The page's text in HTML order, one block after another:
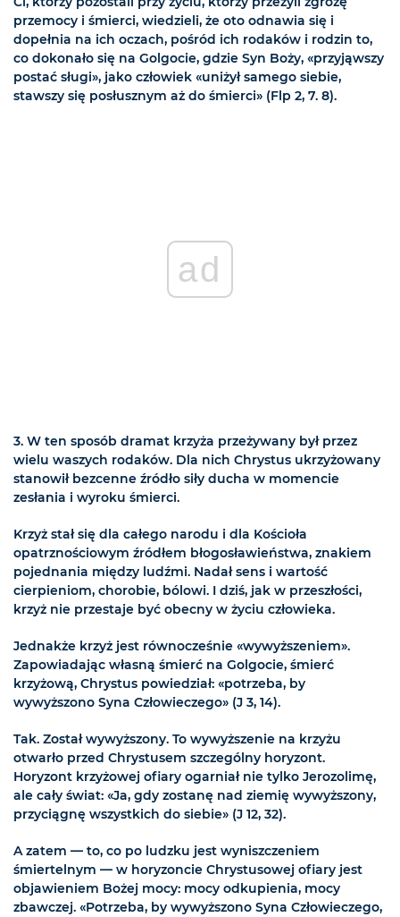
przemocy i śmierci, wiedzieli, że oto odnawia się i
dopełnia na ich oczach, pośród ich rodaków i rodzin to,
co dokonało się na Golgocie, gdzie Syn Boży, «przyjąwszy
postać sługi», jako człowiek «uniżył samego siebie,
stawszy się posłusznym aż do śmierci» (Flp 2, 7. 8).
ad
3. W ten sposób dramat krzyża przeżywany był przez
wielu waszych rodaków. Dla nich Chrystus ukrzyżowany
stanowił bezcenne źródło siły ducha w momencie
zesłania i wyroku śmierci.
Krzyż stał się dla całego narodu i dla Kościoła
opatrznościowym źródłem błogosławieństwa, znakiem
pojednania między ludźmi. Nadał sens i wartość
cierpieniom, chorobie, bólowi. I dziś, jak w przeszłości,
krzyż nie przestaje być obecny w życiu człowieka.
Jednakże krzyż jest równocześnie «wywyższeniem».
Zapowiadając własną śmierć na Golgocie, śmierć
krzyżową, Chrystus powiedział: «potrzeba, by
wywyższono Syna Człowieczego» (J 3, 14).
Tak. Został wywyższony. To wywyższenie na krzyżu
otwarło przed Chrystusem szczególny horyzont.
Horyzont krzyżowej ofiary ogarniał nie tylko Jerozolimę,
ale cały świat: «Ja, gdy zostanę nad ziemię wywyższony,
przyciągnę wszystkich do siebie» (J 12, 32).
A zatem — to, co po ludzku jest wyniszczeniem
śmiertelnym — w horyzoncie Chrystusowej ofiary jest
objawieniem Bożej mocy: mocy odkupienia, mocy
zbawczej. «Potrzeba, by wywyższono Syna Człowieczego,